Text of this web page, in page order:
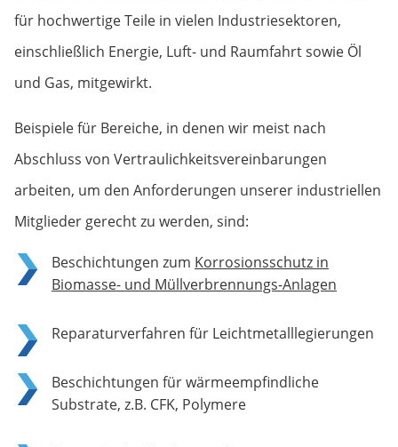
für hochwertige Teile in vielen Industriesektoren,
einschließlich Energie, Luft- und Raumfahrt sowie Öl
und Gas, mitgewirkt.
Beispiele für Bereiche, in denen wir meist nach
Abschluss von Vertraulichkeits­vereinbarungen
arbeiten, um den Anforderungen unserer industriellen
Mitglieder gerecht zu werden, sind:
Beschichtungen zum Korrosionsschutz in
Biomasse- und Müllverbrennungs-Anlagen
Reparaturverfahren für Leichtmetalllegierungen
Beschichtungen für wärmeempfindliche
Substrate, z.B. CFK, Polymere